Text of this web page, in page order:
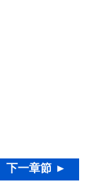
下一章節 ►